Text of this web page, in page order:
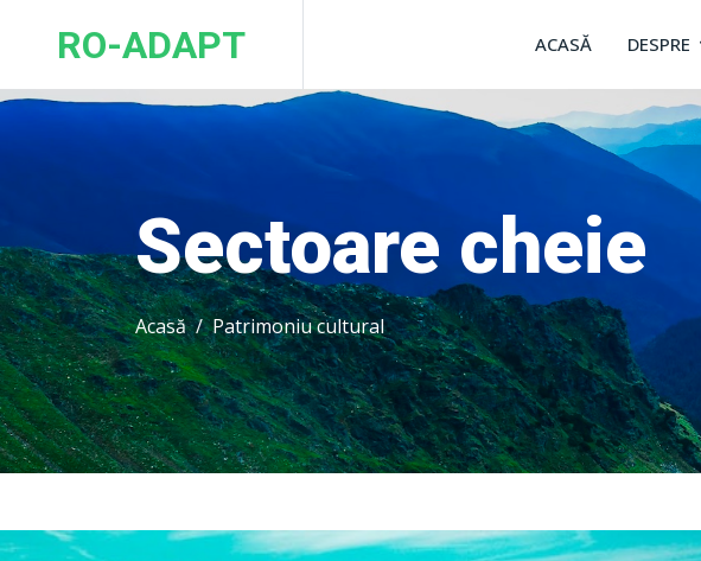
RO-ADAPT ACASĂ DESPRE
Sectoare cheie
Acasă Patrimoniu cultural